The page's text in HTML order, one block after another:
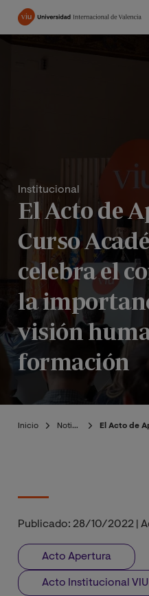
Pasar
CO
Institucional
El Acto de
Curso
celebra el
la
visión
formación
Inicio Noticias El Acto de
Publicado: 28/10/2022
Acto Apertura
Acto Institucional VIU